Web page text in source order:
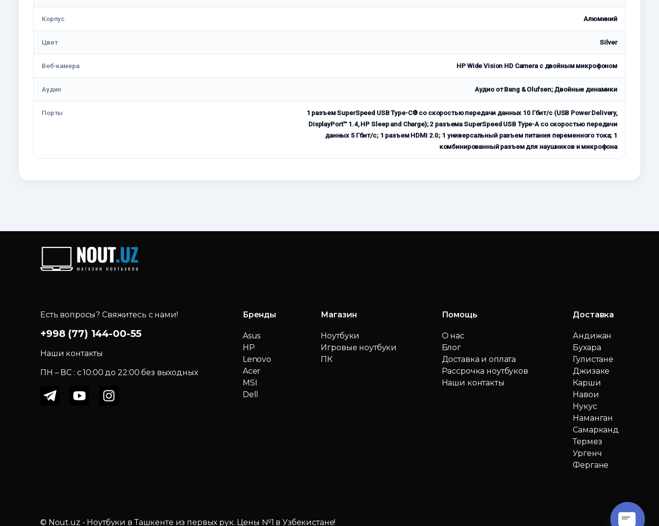
Корпус Алюминий
Цвет Silver
Веб-камера HP Wide Vision HD Camera с двойным микрофоном
Аудио Аудио от Bang & Olufsen; Двойные динамики
Порты
1 разъем SuperSpeed USB Type-C® со скоростью передачи данных 10 Гбит/с (USB Power Delivery,
DisplayPort™ 1.4, HP Sleep and Charge); 2 разъема SuperSpeed USB Type-A со скоростью передачи
данных 5 Гбит/с; 1 разъем HDMI 2.0; 1 универсальный разъем питания переменного тока; 1
комбинированный разъем для наушников и микрофона
Есть вопросы? Свяжитесь с нами!
+998 (77) 144-00-55
Наши контакты
ПН – ВС : c 10:00 до 22:00 без выходных
Бренды
Asus
HP
Lenovo
Acer
MSI
Dell
Магазин
Ноутбуки
Игровые ноутбуки
ПК
Помощь
О нас
Блог
Доставка и оплата
Рассрочка ноутбуков
Наши контакты
Доставка
Андижан
Бухара
Гулистане
Джизаке
Карши
Навои
Нукус
Наманган
Самарканд
Термез
Ургенч
Фергане
© Nout.uz - Ноутбуки в Ташкенте из первых рук. Цены №1 в Узбекистане!